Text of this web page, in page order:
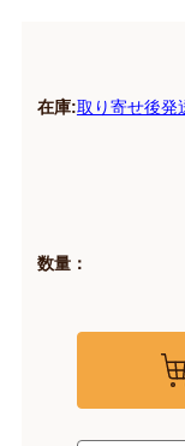
在庫:取り寄せ後発
数量：